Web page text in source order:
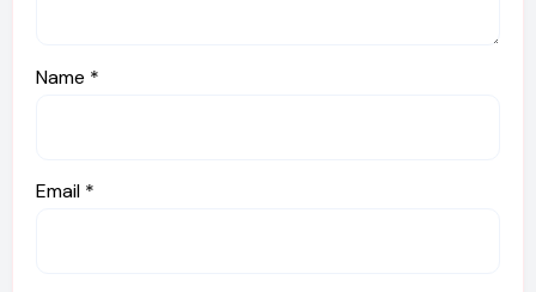
Name *
Email *